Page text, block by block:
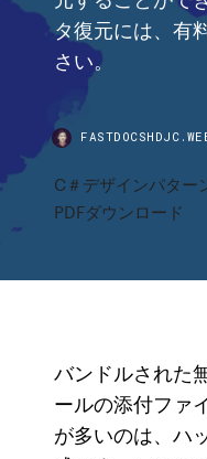
タ復元には、有
さい。
C＃デザインパター
PDFダウンロード
バンドルされた
ールの添付ファ
が多いのは、ハ